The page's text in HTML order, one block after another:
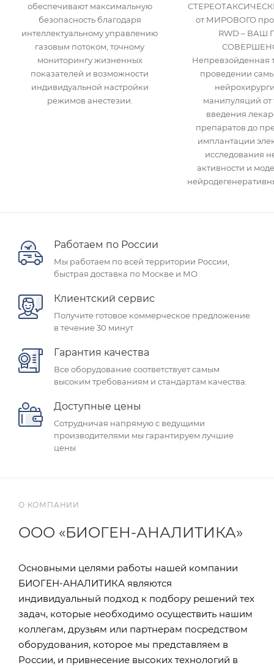
обеспечивают максимальную
безопасность благодаря
интеллектуальному управлению
газовым потоком, точному
мониторингу жизненных
показателей и возможности
индивидуальной настройки
режимов анестезии.
от МИРОВОГО
RWD – ВАШ
Непревзойденная
проведении
манипуляций от
введения
препаратов до
имплантации
исследования
активности и
Работаем по России
Мы работаем по всей территории России,
быстрая доставка по Москве и МО
Клиентский сервис
Получите готовое коммерческое предложение
в течение 30 минут
Гарантия качества
Все оборудование соответствует самым
высоким требованиям и стандартам качества.
Доступные цены
Сотрудничая напрямую с ведущими
производителями мы гарантируем лучшие
цены
О КОМПАНИИ
ООО «БИОГЕН-АНАЛИТИКА»
Основными целями работы нашей компании
БИОГЕН-АНАЛИТИКА являются
индивидуальный подход к подбору решений тех
задач, которые необходимо осуществить нашим
коллегам, друзьям или партнерам посредством
оборудования, которое мы представляем в
России, и привнесение высоких технологий в